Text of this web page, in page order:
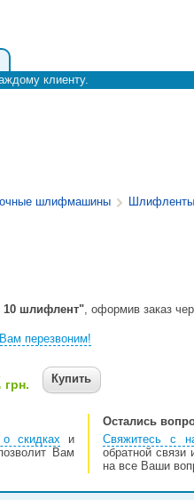
клиенту.
шлифмашины
10 шлифлент", оформив заказ
перезвоним!
грн. Купить
скидкахи
Вам
Остались
Свяжитесь с
обратной связи
на все Ваши